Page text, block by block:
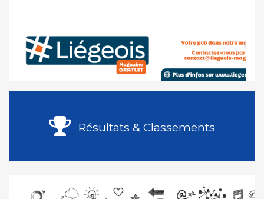
Résultats & Classements